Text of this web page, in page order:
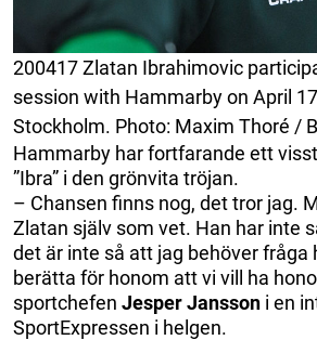
200417 Zlatan Ibrahimovic
session with Hammarby on April
Stockholm. Photo: Maxim Thoré /
Hammarby har fortfarande ett
”Ibra” i den grönvita tröjan.
– Chansen finns nog, det tror jag.
Zlatan själv som vet. Han har inte
det är inte så att jag behöver fråga
berätta för honom att vi vill ha
sportchefen Jesper Jansson i en
SportExpressen i helgen.